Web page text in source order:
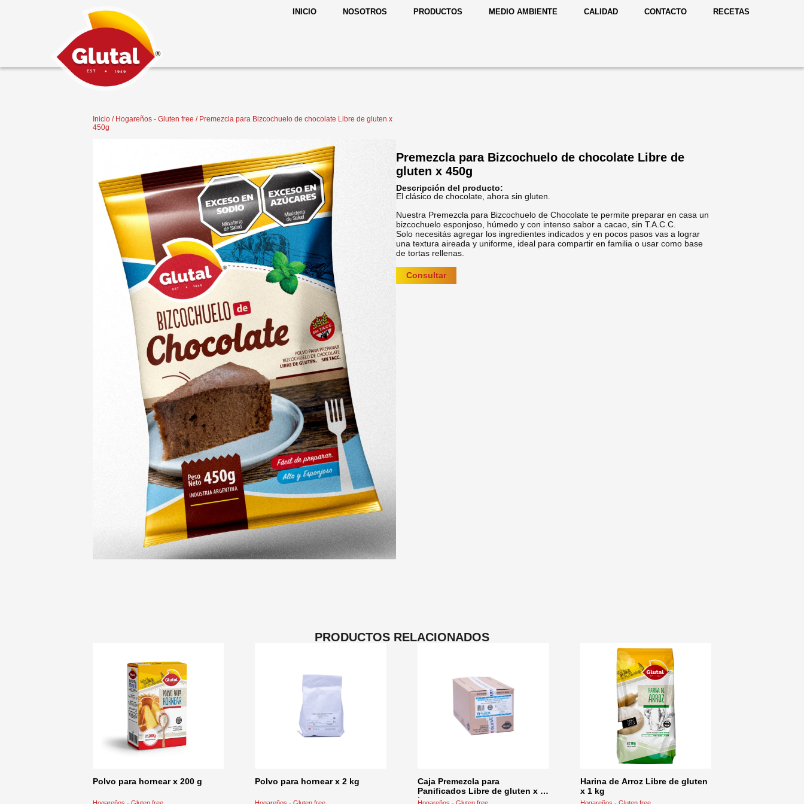
INICIO NOSOTROS PRODUCTOS MEDIO AMBIENTE CALIDAD CONTACTO RECETAS
Inicio/ Hogareños - Gluten free / Premezcla para Bizcochuelo de chocolate Libre de gluten x
450g
Premezcla para Bizcochuelo de chocolate Libre de
gluten x 450g
Descripción del producto:
El clásico de chocolate, ahora sin gluten.
Nuestra Premezcla para Bizcochuelo de Chocolate te permite preparar en casa un
bizcochuelo esponjoso, húmedo y con intenso sabor a cacao, sin T.A.C.C.
Solo necesitás agregar los ingredientes indicados y en pocos pasos vas a lograr
una textura aireada y uniforme, ideal para compartir en familia o usar como base
de tortas rellenas.
Consultar
PRODUCTOS RELACIONADOS
Polvo para hornear x 200 g
Hogareños - Gluten free
Polvo para hornear x 2 kg
Hogareños - Gluten free
Caja Premezcla para
Panificados Libre de gluten x 1
kg
Hogareños - Gluten free
Harina de Arroz Libre de gluten
x 1 kg
Hogareños - Gluten free